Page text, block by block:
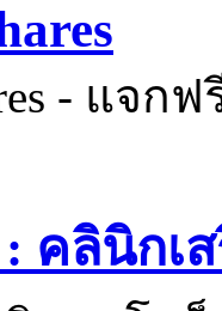
- แจก
คลินิกเ